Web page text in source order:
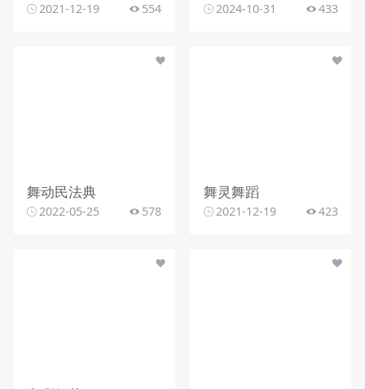
2021-12-19 554 2024-10-31 433
舞动民法典
2022-05-25 578
舞灵舞蹈
2021-12-19 423